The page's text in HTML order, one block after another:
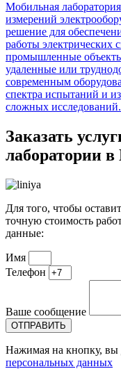
Мобильная
измерений
решение для
работы электрических
промышленные
удаленные или
современным
спектра испытаний и
сложных исследований.
Заказать
лаборатории
Для того, чтобы
точную стоимость
данные:
Имя
Телефон
Ваше сообщение
ОТПРАВИТЬ
Нажимая на кнопку, вы
персональных данных